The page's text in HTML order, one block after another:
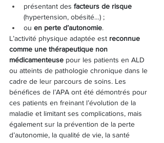
présentant des facteurs de risque
(hypertension, obésité…) ;
ou en perte d’autonomie.
L’activité physique adaptée est reconnue
comme une thérapeutique non
médicamenteuse pour les patients en ALD
ou atteints de pathologie chronique dans le
cadre de leur parcours de soins. Les
bénéfices de l’APA ont été démontrés pour
ces patients en freinant l’évolution de la
maladie et limitant ses complications, mais
également sur la prévention de la perte
d’autonomie, la qualité de vie, la santé